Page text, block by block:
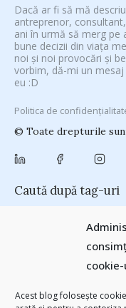
Acest blog folosește
Dacă ar fi să mă
antreprenor,
ani în urmă să merg pe
bune decizii din viața
noi și noi provocări și
vorbim, dă-mi un mesaj
eu :D
Politica de
© Toate drepturile
Caută după tag-uri
#PoateVăInteresează
(28)
(24) basescu
campanie pentru bloggeri